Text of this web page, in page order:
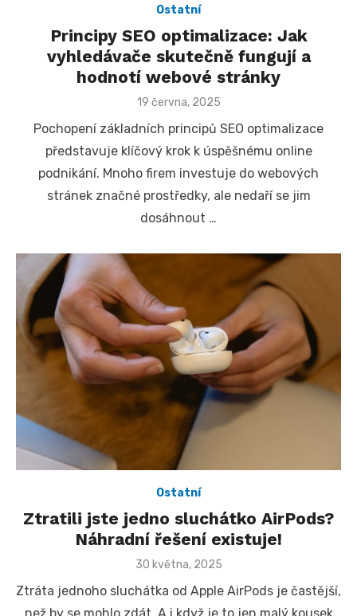
Ostatní
Principy SEO optimalizace: Jak
vyhledávače skutečně fungují a
hodnotí webové stránky
Posted
19 června, 2025
Pochopení základních principů SEO optimalizace
představuje klíčový krok k úspěšnému online
podnikání. Mnoho firem investuje do webových
stránek značné prostředky, ale nedaří se jim
dosáhnout …
Ostatní
Ztratili jste jedno sluchátko AirPods?
Náhradní řešení existuje!
Posted
30 května, 2025
Ztráta jednoho sluchátka od Apple AirPods je častější,